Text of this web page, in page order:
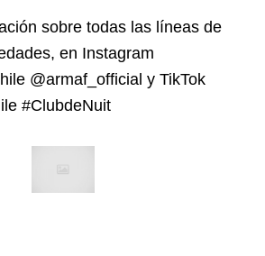
sobre todas las líneas de
en Instagram
@armaf_official y TikTok
#ClubdeNuit